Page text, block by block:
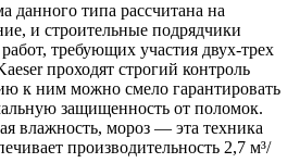
данного типа рассчитана на
и строительные подрядчики
требующих участия двух-трех
проходят строгий контроль
к ним можно смело гарантировать
защищенность от поломок.
влажность, мороз — эта техника
производительность 2,7 м³/